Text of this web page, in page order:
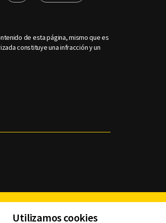
de esta página, mismo que es
constituye una infracción y un
Utilizamos cookies